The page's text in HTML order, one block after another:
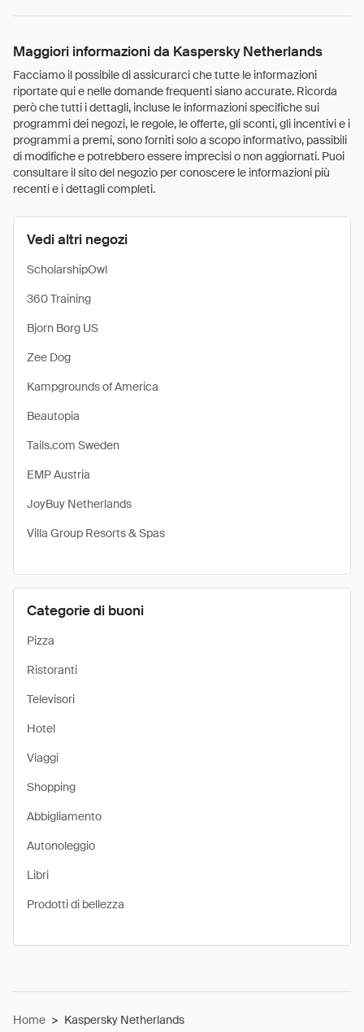
Maggiori informazioni da Kaspersky Netherlands
Facciamo il possibile di assicurarci che tutte le informazioni
riportate qui e nelle domande frequenti siano accurate. Ricorda
però che tutti i dettagli, incluse le informazioni specifiche sui
programmi dei negozi, le regole, le offerte, gli sconti, gli incentivi e i
programmi a premi, sono forniti solo a scopo informativo, passibili
di modifiche e potrebbero essere imprecisi o non aggiornati. Puoi
consultare il sito del negozio per conoscere le informazioni più
recenti e i dettagli completi.
Vedi altri negozi
ScholarshipOwl
360 Training
Bjorn Borg US
Zee Dog
Kampgrounds of America
Beautopia
Tails.com Sweden
EMP Austria
JoyBuy Netherlands
Villa Group Resorts & Spas
Categorie di buoni
Pizza
Ristoranti
Televisori
Hotel
Viaggi
Shopping
Abbigliamento
Autonoleggio
Libri
Prodotti di bellezza
Home > Kaspersky Netherlands